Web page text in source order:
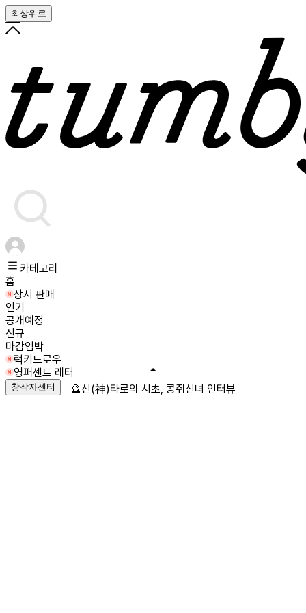
최상위로
카테고리
홈
상시 판매
인기
공개예정
신규
마감임박
럭키드로우
영퍼센트 레터
창작자센터 🔮신(神)타로의 시초, 콩쥐신녀 인터뷰